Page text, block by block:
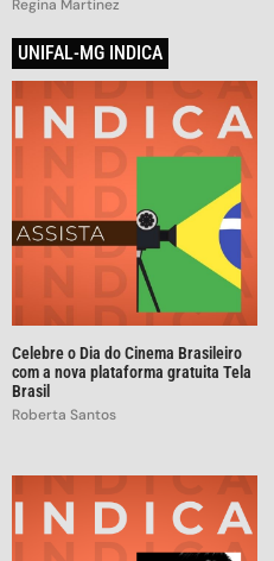
Regina Martinez
UNIFAL-MG INDICA
Celebre o Dia do Cinema Brasileiro
com a nova plataforma gratuita Tela
Brasil
Roberta Santos